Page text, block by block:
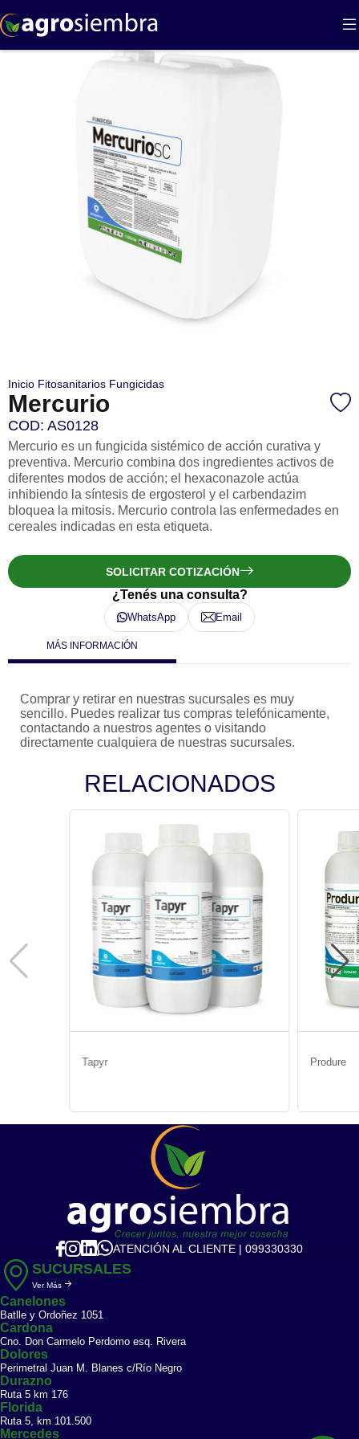
Inicio Fitosanitarios Fungicidas
Mercurio
COD: AS0128
Mercurio es un fungicida sistémico de acción curativa y
preventiva. Mercurio combina dos ingredientes activos de
diferentes modos de acción; el hexaconazole actúa
inhibiendo la síntesis de ergosterol y el carbendazim
bloquea la mitosis. Mercurio controla las enfermedades en
cereales indicadas en esta etiqueta.
SOLICITAR COTIZACIÓN
¿Tenés una consulta?
WhatsApp Email
MÁS INFORMACIÓN
Comprar y retirar en nuestras sucursales es muy
sencillo. Puedes realizar tus compras telefónicamente,
contactando a nuestros agentes o visitando
directamente cualquiera de nuestras sucursales.
RELACIONADOS
Tapyr Produre
ATENCIÓN AL CLIENTE | 099330330
SUCURSALES
Ver Más
Canelones
Batlle y Ordoñez 1051
Cardona
Cno. Don Carmelo Perdomo esq. Rivera
Dolores
Perimetral Juan M. Blanes c/Río Negro
Durazno
Ruta 5 km 176
Florida
Ruta 5, km 101.500
Mercedes